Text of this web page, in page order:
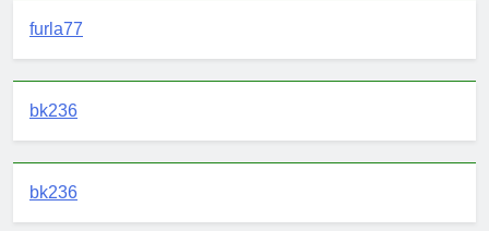
furla77
bk236
bk236